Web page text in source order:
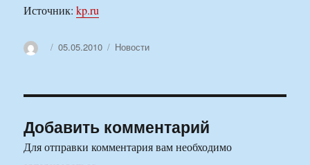
Источник:kp.ru
АвторОпубликовано
05.05.2010 Рубрики
Новости
Добавить комментарий
Для отправки комментария вам необходимо